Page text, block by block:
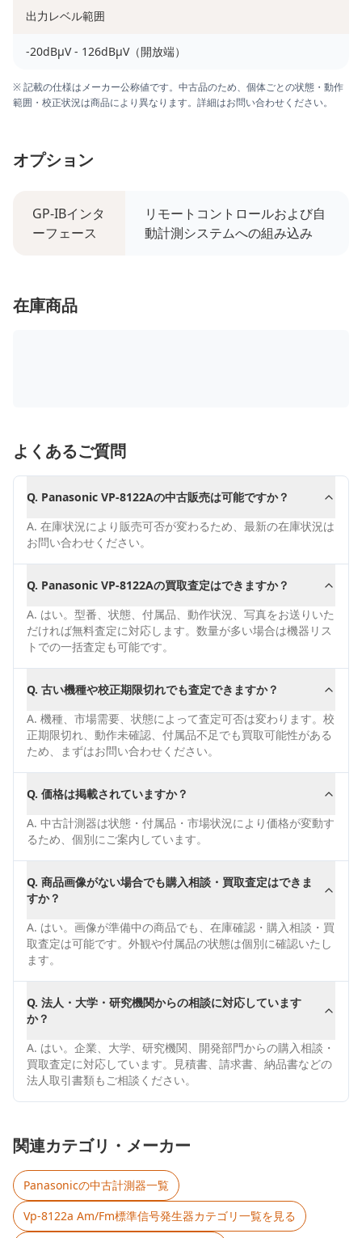
出力レベル範囲
-20dBμV - 126dBμV（開放端）
※ 記載の仕様はメーカー公称値です。中古品のため、個体ごとの状態・動作
範囲・校正状況は商品により異なります。詳細はお問い合わせください。
オプション
GP-IBインタ
ーフェース
リモートコントロールおよび自
動計測システムへの組み込み
在庫商品
よくあるご質問
Q. Panasonic VP-8122Aの中古販売は可能ですか？
A. 在庫状況により販売可否が変わるため、最新の在庫状況は
お問い合わせください。
Q. Panasonic VP-8122Aの買取査定はできますか？
A. はい。型番、状態、付属品、動作状況、写真をお送りいた
だければ無料査定に対応します。数量が多い場合は機器リス
トでの一括査定も可能です。
Q. 古い機種や校正期限切れでも査定できますか？
A. 機種、市場需要、状態によって査定可否は変わります。校
正期限切れ、動作未確認、付属品不足でも買取可能性がある
ため、まずはお問い合わせください。
Q. 価格は掲載されていますか？
A. 中古計測器は状態・付属品・市場状況により価格が変動す
るため、個別にご案内しています。
Q. 商品画像がない場合でも購入相談・買取査定はできま
すか？
A. はい。画像が準備中の商品でも、在庫確認・購入相談・買
取査定は可能です。外観や付属品の状態は個別に確認いたし
ます。
Q. 法人・大学・研究機関からの相談に対応しています
か？
A. はい。企業、大学、研究機関、開発部門からの購入相談・
買取査定に対応しています。見積書、請求書、納品書などの
法人取引書類もご相談ください。
関連カテゴリ・メーカー
Panasonicの中古計測器一覧
Vp-8122a Am/Fm標準信号発生器カテゴリ一覧を見る